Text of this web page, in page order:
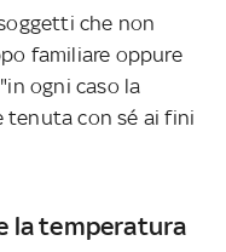
che non
familiare oppure
ogni caso la
tenuta con sé ai fini
la temperatura